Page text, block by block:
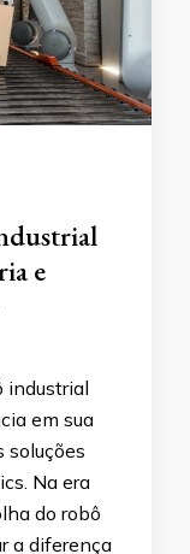
e
industrial
em sua
soluções
Na era
do robô
a diferença